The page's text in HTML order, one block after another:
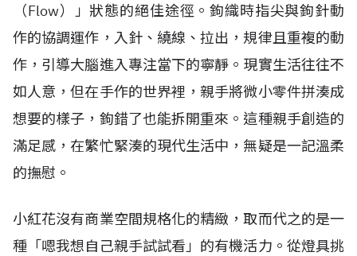
（Flow）」狀態的絕佳途徑。鉤織時指尖與鉤針動
作的協調運作，入針、繞線、拉出，規律且重複的動
作，引導大腦進入專注當下的寧靜。現實生活往往不
如人意，但在手作的世界裡，親手將微小零件拼湊成
想要的樣子，鉤錯了也能拆開重來。這種親手創造的
滿足感，在繁忙緊湊的現代生活中，無疑是一記溫柔
的撫慰。
小紅花沒有商業空間規格化的精緻，取而代之的是一
種「嗯我想自己親手試試看」的有機活力。從燈具挑